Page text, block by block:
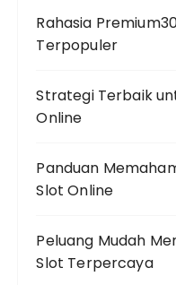
Rahasia
Terpopuler
Strategi Terbaik
Online
Panduan
Slot Online
Peluang Mudah
Slot Terpercaya